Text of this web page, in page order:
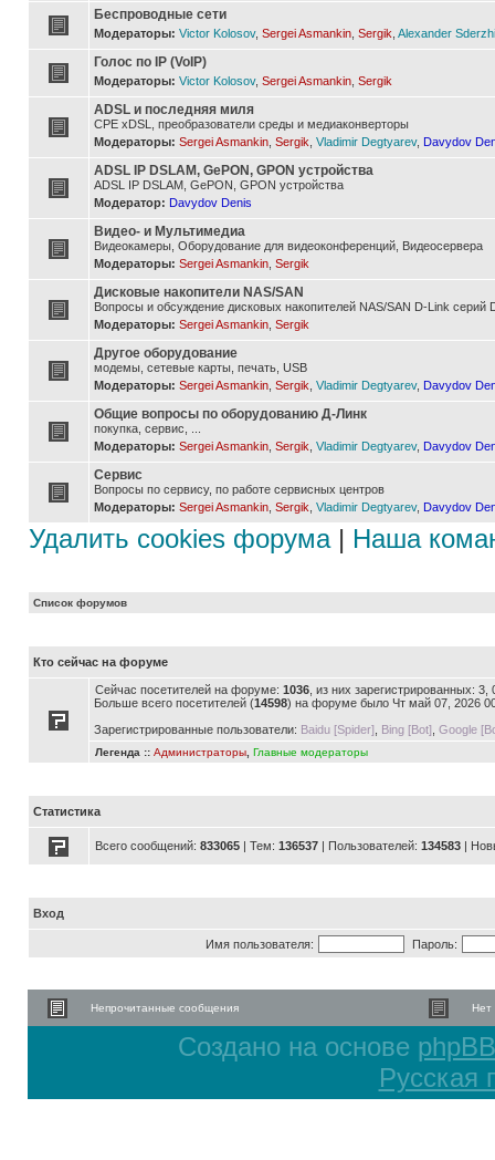
Беспроводные сети
Модераторы: Victor Kolosov, Sergei Asmankin Sergik Alexander
Голос по IP (VoIP)
Модераторы: Victor Kolosov, Sergei Asmankin Sergik
ADSL и последняя миля
CPE xDSL, преобразователи среды и медиаконверторы
Модераторы: Sergei Asmankin Sergik Vladimir Degtyarev, Davydov
ADSL IP DSLAM, GePON, GPON устройства
ADSL IP DSLAM, GePON, GPON устройства
Модератор: Davydov Denis
Видео- и Мультимедиа
Видеокамеры, Оборудование для видеоконференций, Видеосервера
Модераторы: Sergei Asmankin Sergik
Дисковые накопители NAS/SAN
Вопросы и обсуждение дисковых накопителей NAS/SAN D-Link серий
Модераторы: Sergei Asmankin Sergik
Другое оборудование
модемы, сетевые карты, печать, USB
Модераторы: Sergei Asmankin Sergik Vladimir Degtyarev, Davydov
Общие вопросы по оборудованию Д-Линк
покупка, сервис, ...
Модераторы: Sergei Asmankin Sergik Vladimir Degtyarev, Davydov
Сервис
Вопросы по сервису, по работе сервисных центров
Модераторы: Sergei Asmankin Sergik Vladimir Degtyarev, Davydov
Удалить cookies форума| Наша
Список форумов
Кто сейчас на форуме
Сейчас посетителей на форуме: 1036 , из них зарегистрированных:
Больше всего посетителей (14598) на форуме было Чт май 07, 2026
Зарегистрированные пользователи: Baidu [Spider] Bing [Bot] Google
Легенда :: Администраторы Главные модераторы
Статистика
Всего сообщений: 833065 | Тем: 136537 | Пользователей: 134583 |
Вход
Имя пользователя: Пароль:
Непрочитанные сообщения Нет
Создано на основе phpBB
Русская